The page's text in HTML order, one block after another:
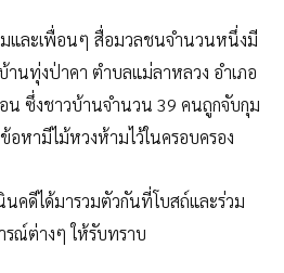
และเพื่อนๆ สื่อมวลชนจำนวนหนึ่งมี
านทุ่งป่าคา ตำบลแม่ลาหลวง อำเภอ
น ซึ่งชาวบ้านจำนวน 39 คนถูกจับกุม
อหามีไม้หวงห้ามไว้ในครอบครอง
นคดีได้มารวมตัวกันที่โบสถ์และร่วม
รณ์ต่างๆ ให้รับทราบ